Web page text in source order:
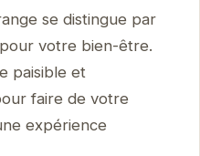
se distingue par
votre bien-être.
paisible et
faire de votre
expérience